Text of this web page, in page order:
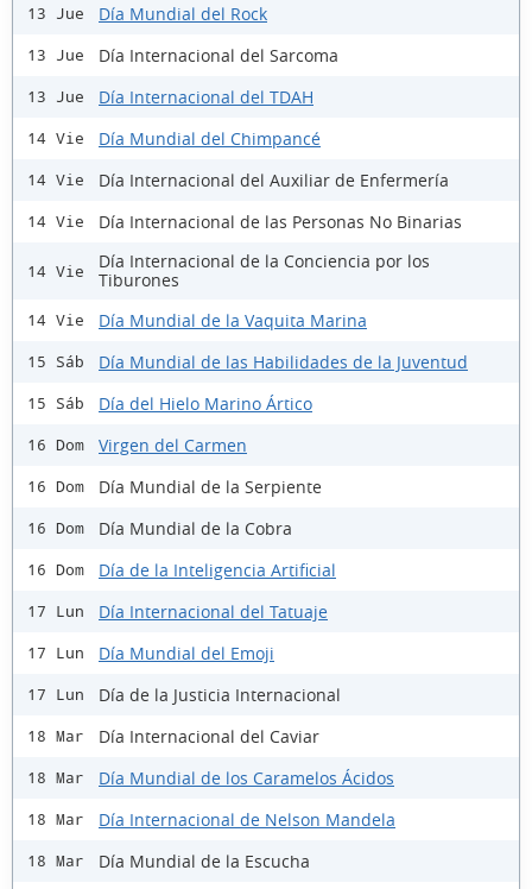
13 Jue Día Mundial del Rock
13 Jue Día Internacional del Sarcoma
13 Jue Día Internacional del TDAH
14 Vie Día Mundial del Chimpancé
14 Vie Día Internacional del Auxiliar de Enfermería
14 Vie Día Internacional de las Personas No Binarias
14 Vie
Día Internacional de la Conciencia por los
Tiburones
14 Vie Día Mundial de la Vaquita Marina
15 Sáb Día Mundial de las Habilidades de la Juventud
15 Sáb Día del Hielo Marino Ártico
16 Dom Virgen del Carmen
16 Dom Día Mundial de la Serpiente
16 Dom Día Mundial de la Cobra
16 Dom Día de la Inteligencia Artificial
17 Lun Día Internacional del Tatuaje
17 Lun Día Mundial del Emoji
17 Lun Día de la Justicia Internacional
18 Mar Día Internacional del Caviar
18 Mar Día Mundial de los Caramelos Ácidos
18 Mar Día Internacional de Nelson Mandela
18 Mar Día Mundial de la Escucha